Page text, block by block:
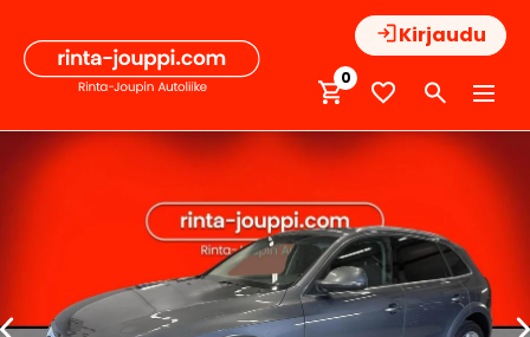
sisältöön
Kirjaudu
0